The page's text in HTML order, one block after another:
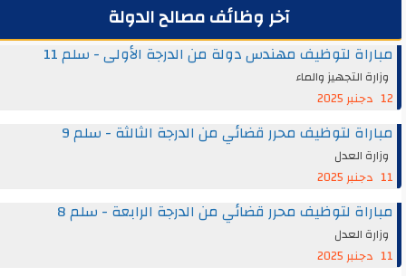
آخر وظائف مصالح الدولة
مباراة لتوظيف مهندس دولة من الدرجة الأولى - سلم 11
وزارة التجهيز والماء
12 دجنبر 2025
مباراة لتوظيف محرر قضائي من الدرجة الثالثة - سلم 9
وزارة العدل
11 دجنبر 2025
مباراة لتوظيف محرر قضائي من الدرجة الرابعة - سلم 8
وزارة العدل
11 دجنبر 2025